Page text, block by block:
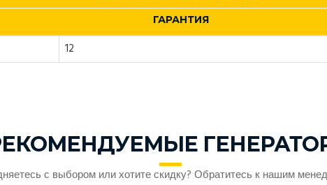
ГАРАНТИЯ
12
с выбором или хотите скидку? Обратитесь к нашим